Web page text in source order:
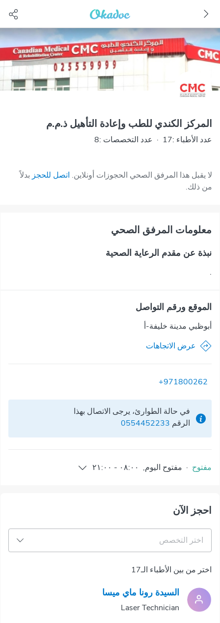
المركز الكندي للطب وإعادة التأهيل ذ.م.م
عدد الأطباء :17 · عدد التخصصات :8
لا يقبل هذا المرفق الصحي الحجوزات أونلاين. اتصل للحجز بدلاً
من ذلك.
معلومات المرفق الصحي
نبذة عن مقدم الرعاية الصحية
.
الموقع ورقم التواصل
أبوظبي مدينة خليفة-أ
عرض الاتجاهات
+971800262
في حالة الطوارئ، يرجى الاتصال بهذا
الرقم 0554452233
مفتوح · مفتوح اليوم, ٠٨:٠٠ - ٢١:٠٠
احجز الآن
اختر التخصص
اختر من بين الأطباء الـ17
السيدة رونا ماي ميسا
Laser Technician